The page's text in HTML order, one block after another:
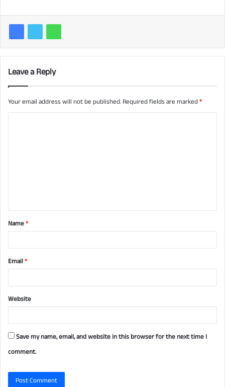
Leave a Reply
Your email address will not be published. Required fields are marked*
t
*Name*
Email*
Website
Save my name, email, and website in this browser for the next time I
comment.